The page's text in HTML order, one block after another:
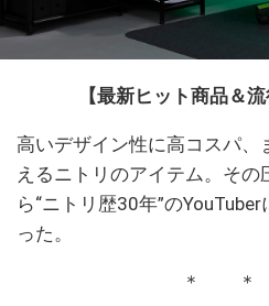
【最新ヒット商品＆
高いデザイン性に高コスパ、
えるニトリのアイテム。そ
ら“ニトリ歴30年”の
った。
＊ ＊